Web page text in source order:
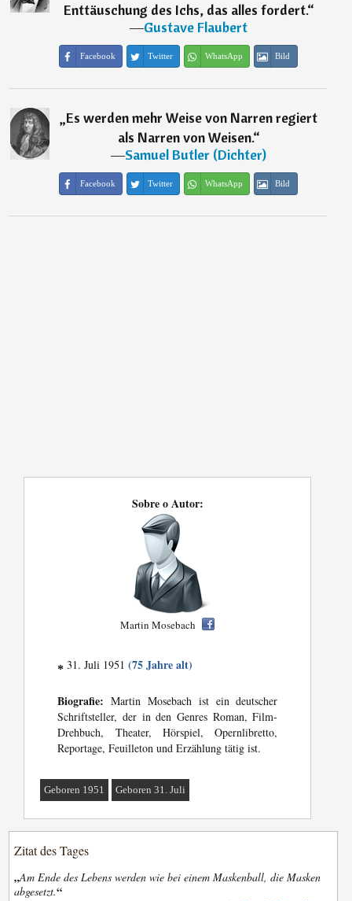
Enttäuschung des Ichs, das alles fordert.“
―Gustave Flaubert
Facebook Twitter WhatsApp Bild
„Es werden mehr Weise von Narren regiert
als Narren von Weisen.“
―Samuel Butler (Dichter)
Facebook Twitter WhatsApp Bild
Sobre o Autor:
Martin Mosebach
* 31. Juli 1951(75 Jahre alt)
Biografie: Martin Mosebach ist ein deutscher
Schriftsteller, der in den Genres Roman, Film-
Drehbuch, Theater, Hörspiel, Opernlibretto,
Reportage, Feuilleton und Erzählung tätig ist.
Geboren 1951 Geboren 31. Juli
Zitat des Tages
„Am Ende des Lebens werden wie bei einem Maskenball, die Masken
abgesetzt.“